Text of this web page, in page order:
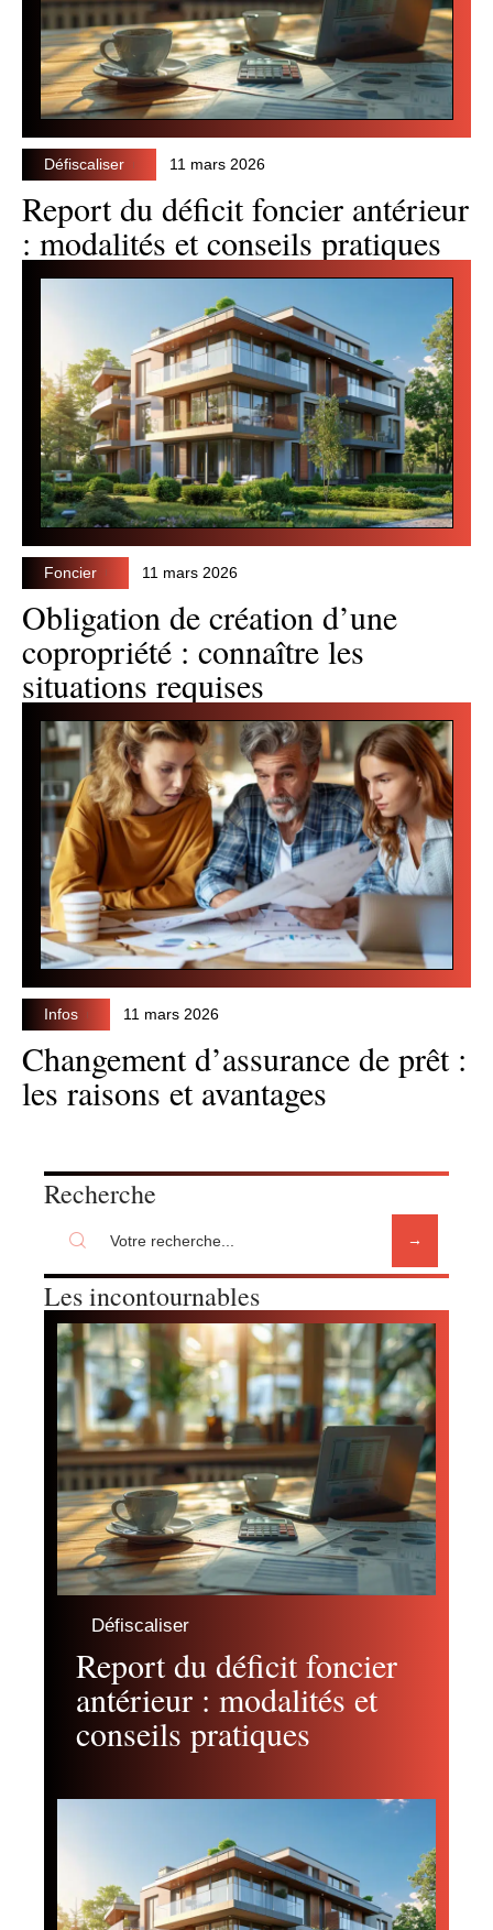
Défiscaliser 11 mars 2026
Report du déficit foncier antérieur
: modalités et conseils pratiques
Foncier 11 mars 2026
Obligation de création d’une
copropriété : connaître les
situations requises
Infos 11 mars 2026
Changement d’assurance de prêt :
les raisons et avantages
Recherche
Les incontournables
Défiscaliser
Report du déficit foncier
antérieur : modalités et
conseils pratiques